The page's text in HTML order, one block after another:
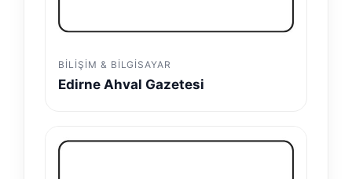
BILIŞIM & BILGISAYAR
Edirne Ahval Gazetesi